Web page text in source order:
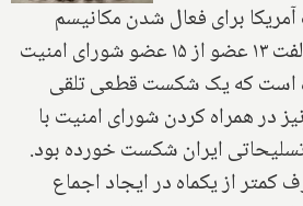
برای فعال شدن مکانیسم
ماشه علیه ایران با مخالفت ۱۳ عضو از ۱۵ عضو شورای امنیت
است که یک شکست قطعی تلقی
در همراه کردن شورای امنیت با
ایران شکست خورده بود.
کمتر از یکماه در ایجاد اجماع